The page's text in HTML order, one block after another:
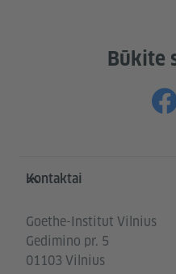
Būkite
Service- und
Kontaktai
Goethe-Institut Vilnius
Gedimino pr. 5
01103 Vilnius